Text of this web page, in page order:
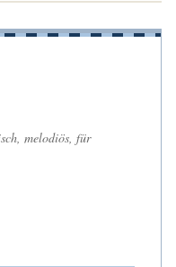
melodiös, für